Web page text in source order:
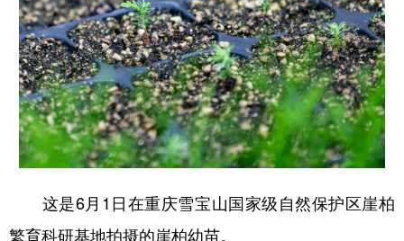
这是6月1日在重庆雪宝山国家级自然保护区崖柏
繁育科研基地拍摄的崖柏幼苗。